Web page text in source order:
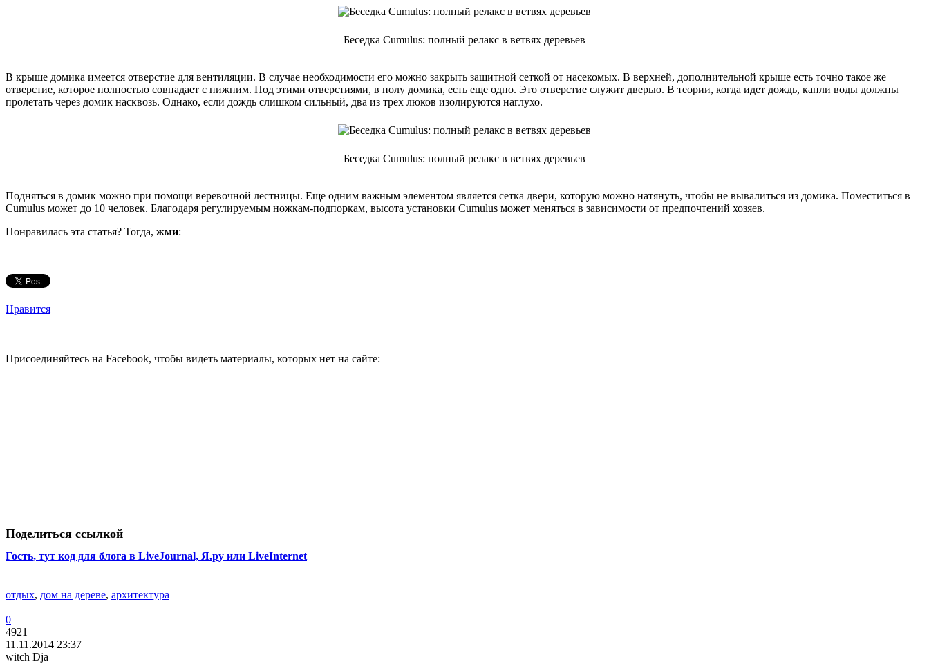
Беседка Cumulus: полный релакс в ветвях деревьев
В крыше домика имеется отверстие для вентиляции. В случае необходимости его можно закрыть защитной сеткой от насекомых. В верхней, дополнительной крыше есть точно такое же
отверстие, которое полностью совпадает с нижним. Под этими отверстиями, в полу домика, есть еще одно. Это отверстие служит дверью. В теории, когда идет дождь, капли воды должны
пролетать через домик насквозь. Однако, если дождь слишком сильный, два из трех люков изолируются наглухо.
Беседка Cumulus: полный релакс в ветвях деревьев
Подняться в домик можно при помощи веревочной лестницы. Еще одним важным элементом является сетка двери, которую можно натянуть, чтобы не вывалиться из домика. Поместиться в
Cumulus может до 10 человек. Благодаря регулируемым ножкам-подпоркам, высота установки Cumulus может меняться в зависимости от предпочтений хозяев.
Понравилась эта статья? Тогда, жми:
Нравится
Присоединяйтесь на Facebook, чтобы видеть материалы, которых нет на сайте:
Поделиться ссылкой
Гость, тут код для блога в LiveJournal, Я.ру или LiveInternet
отдых, дом на дереве, архитектура
0
4921
11.11.2014 23:37
witch Dja